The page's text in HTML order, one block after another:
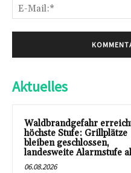
Aktuelles
Waldbrandgefahr
höchste Stufe: Grillplätze
bleiben geschlossen,
landesweite Alarmstufe
06.08.2026